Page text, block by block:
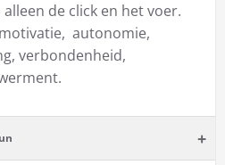
de click en het voer.
autonomie,
verbondenheid,
+